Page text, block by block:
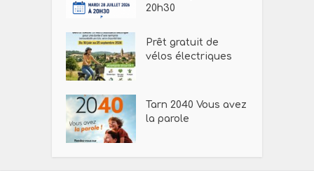
20h30
Prêt gratuit de
vélos électriques
Tarn 2040 Vous avez
la parole